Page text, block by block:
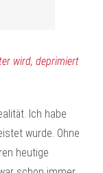
wird, deprimiert
Ich habe
wurde. Ohne
heutige